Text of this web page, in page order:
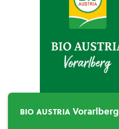
bio austria Vorarlberg